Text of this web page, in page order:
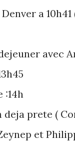
a 10h41
avec
:14h
prete (
et